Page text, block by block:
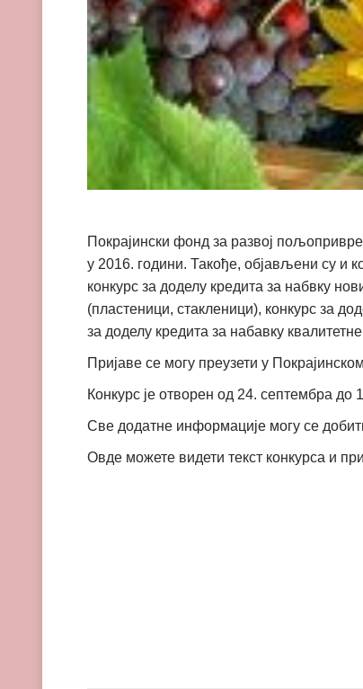
Покрајински фонд за развој
у 2016. години. Такође, објављени су и
конкурс за доделу кредита за набвку
(пластеници, стакленици), конкурс за
за доделу кредита за набавку
Пријаве се могу преузети у
Конкурс је отворен од 24. септембра до
Све додатне информације могу се
Овде можете видети текст конкурса и